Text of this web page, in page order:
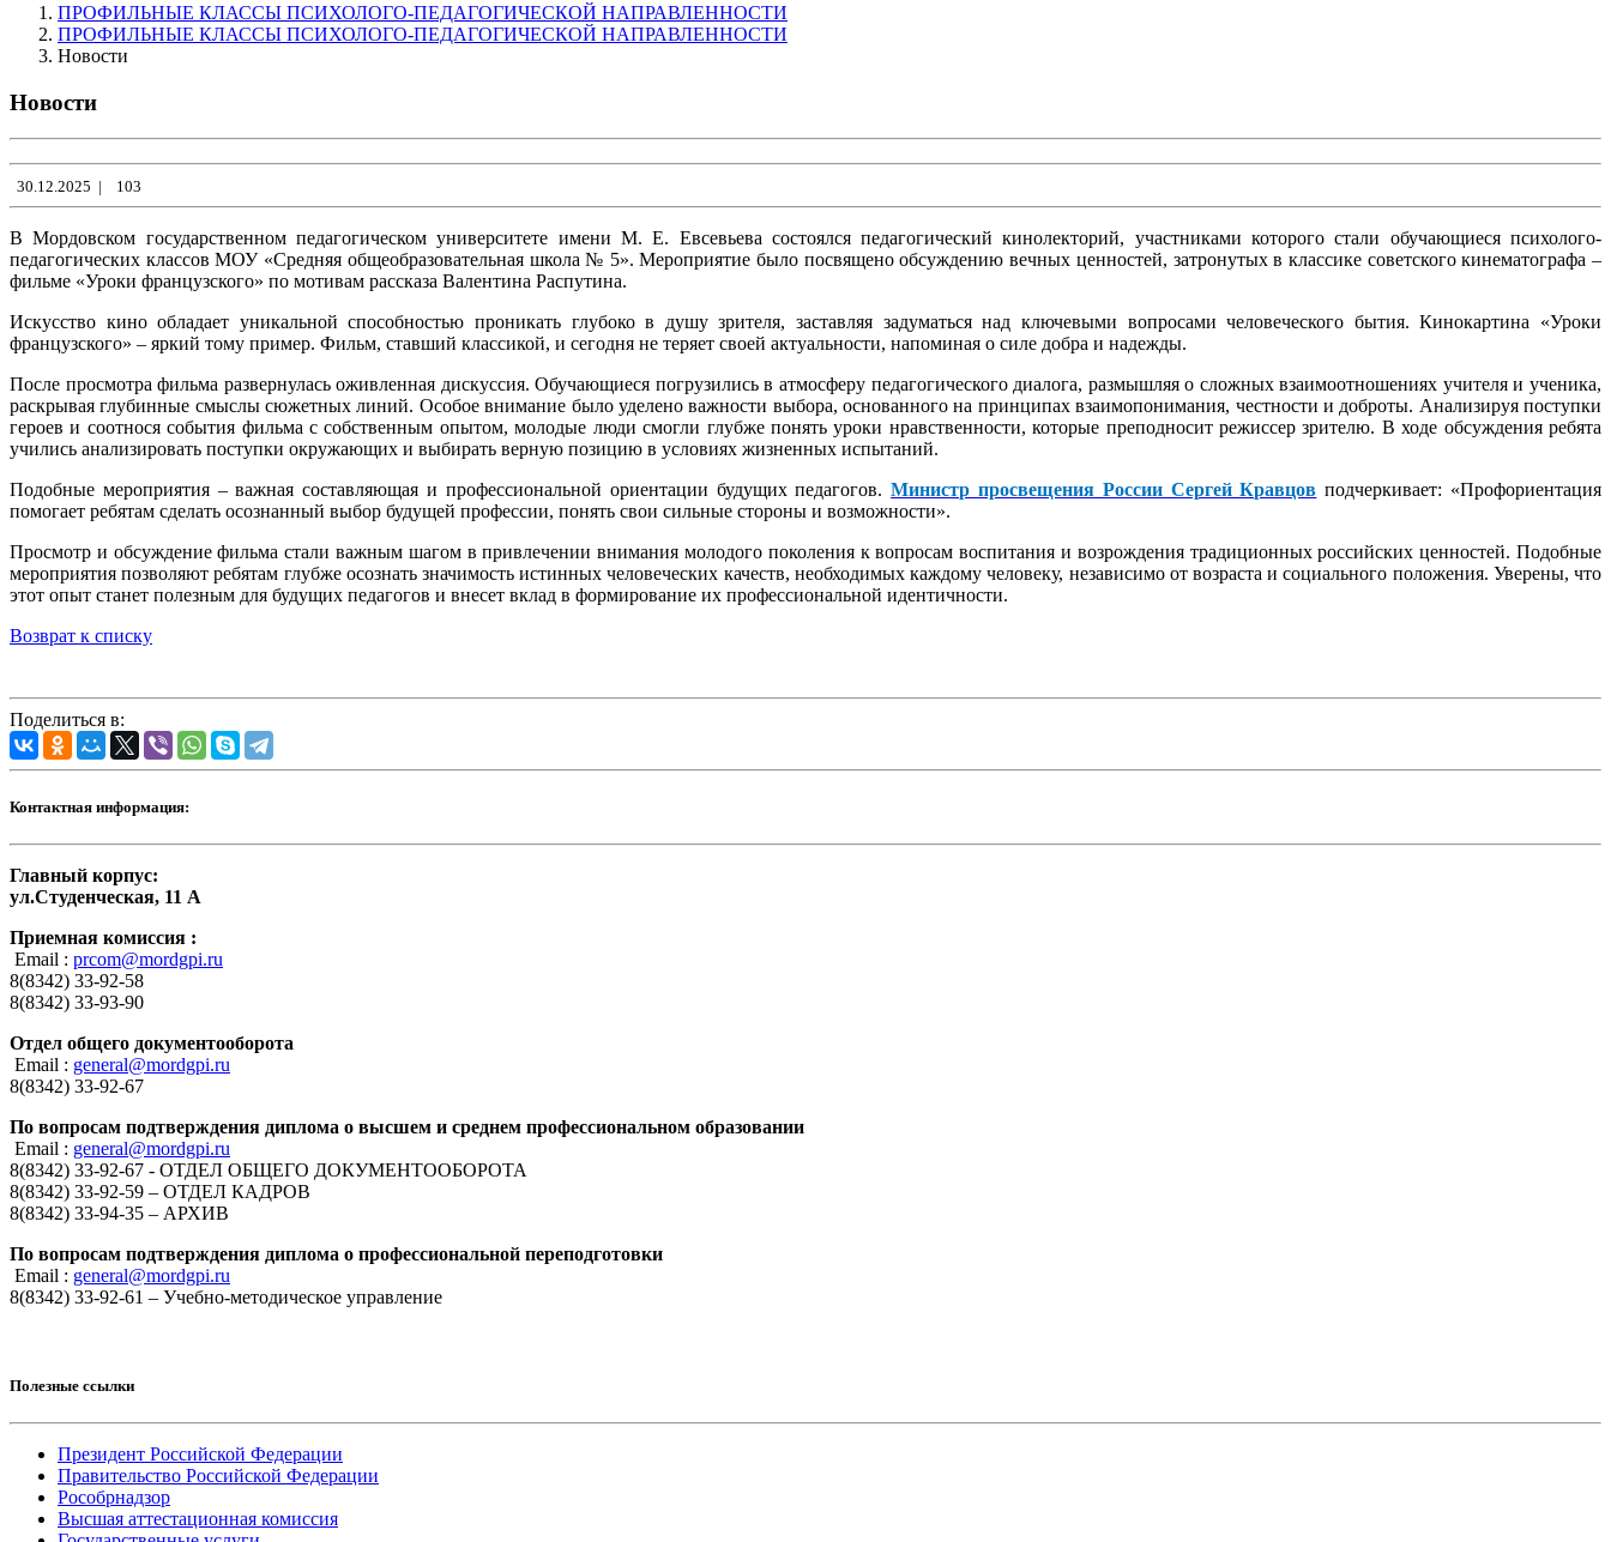
ПРОФИЛЬНЫЕ КЛАССЫ ПСИХОЛОГО-ПЕДАГОГИЧЕСКОЙ НАПРАВЛЕННОСТИ
ПРОФИЛЬНЫЕ КЛАССЫ ПСИХОЛОГО-ПЕДАГОГИЧЕСКОЙ НАПРАВЛЕННОСТИ
Новости
Новости
30.12.2025 | 103
В Мордовском государственном педагогическом университете имени М. Е. Евсевьева состоялся педагогический кинолекторий, участниками которого стали обучающиеся психолого-
педагогических классов МОУ «Средняя общеобразовательная школа № 5». Мероприятие было посвящено обсуждению вечных ценностей, затронутых в классике советского кинематографа –
фильме «Уроки французского» по мотивам рассказа Валентина Распутина.
Искусство кино обладает уникальной способностью проникать глубоко в душу зрителя, заставляя задуматься над ключевыми вопросами человеческого бытия. Кинокартина «Уроки
французского» – яркий тому пример. Фильм, ставший классикой, и сегодня не теряет своей актуальности, напоминая о силе добра и надежды.
После просмотра фильма развернулась оживленная дискуссия. Обучающиеся погрузились в атмосферу педагогического диалога, размышляя о сложных взаимоотношениях учителя и ученика,
раскрывая глубинные смыслы сюжетных линий. Особое внимание было уделено важности выбора, основанного на принципах взаимопонимания, честности и доброты. Анализируя поступки
героев и соотнося события фильма с собственным опытом, молодые люди смогли глубже понять уроки нравственности, которые преподносит режиссер зрителю. В ходе обсуждения ребята
учились анализировать поступки окружающих и выбирать верную позицию в условиях жизненных испытаний.
Подобные мероприятия – важная составляющая и профессиональной ориентации будущих педагогов.Министр просвещения России Сергей Кравцов подчеркивает: «Профориентация
помогает ребятам сделать осознанный выбор будущей профессии, понять свои сильные стороны и возможности».
Просмотр и обсуждение фильма стали важным шагом в привлечении внимания молодого поколения к вопросам воспитания и возрождения традиционных российских ценностей. Подобные
мероприятия позволяют ребятам глубже осознать значимость истинных человеческих качеств, необходимых каждому человеку, независимо от возраста и социального положения. Уверены, что
этот опыт станет полезным для будущих педагогов и внесет вклад в формирование их профессиональной идентичности.
Возврат к списку
Поделиться в:
Контактная информация:
Главный корпус:
ул.Студенческая, 11 А
Приемная комиссия :
Email : prcom@mordgpi.ru
8(8342) 33-92-58
8(8342) 33-93-90
Отдел общего документооборота
Email : general@mordgpi.ru
8(8342) 33-92-67
По вопросам подтверждения диплома о высшем и среднем профессиональном образовании
Email : general@mordgpi.ru
8(8342) 33-92-67 - ОТДЕЛ ОБЩЕГО ДОКУМЕНТООБОРОТА
8(8342) 33-92-59 – ОТДЕЛ КАДРОВ
8(8342) 33-94-35 – АРХИВ
По вопросам подтверждения диплома о профессиональной переподготовки
Email : general@mordgpi.ru
8(8342) 33-92-61 – Учебно-методическое управление
Полезные ссылки
Президент Российской Федерации
Правительство Российской Федерации
Рособрнадзор
Высшая аттестационная комиссия